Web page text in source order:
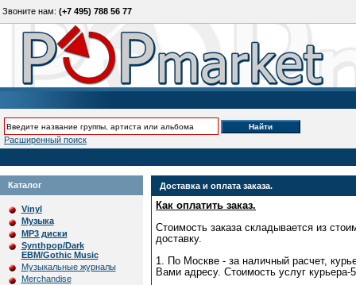
Звоните нам: (+7 495) 788 56 77
Расширенный поиск
Каталог
Vinyl
Музыка
MP3 диски
Synthpop/Dark
EBM/Gothic Music
Музыкальные журналы
Merchandise
Доставка и оплата заказа.
Как оплатить заказ.
Стоимость заказа складывается из
доставку.
1. По Москве - за наличный расчет,
Вами адресу. Стоимость услуг курьера-